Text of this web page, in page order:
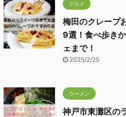
グルメ
梅田のクレープ
9選！食べ歩き
ェまで！
2025/2/25
ラーメン
神戸市東灘区の